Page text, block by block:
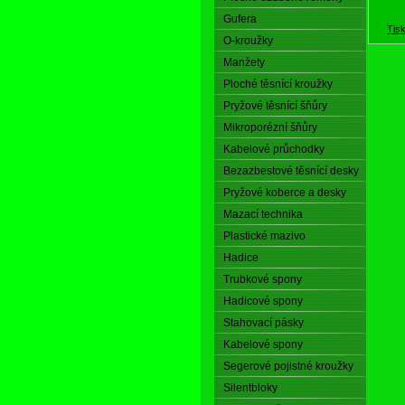
Gufera
O-kroužky
Manžety
Ploché těsnící kroužky
Pryžové těsnící šňůry
Mikroporézní šňůry
Kabelové průchodky
Bezazbestové těsnící desky
Pryžové koberce a desky
Mazací technika
Plastické mazivo
Hadice
Trubkové spony
Hadicové spony
Stahovací pásky
Kabelové spony
Segerové pojistné kroužky
Silentbloky